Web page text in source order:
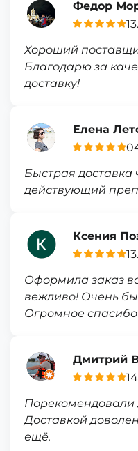
Федор
Хороший
Благодарю за
доставку!
Елена
Быстрая доставка
действующий
Ксения
Оформила заказ
вежливо! Очень
Огромное спасибо
Дмитрий
Порекомендовали
Доставкой
ещё.